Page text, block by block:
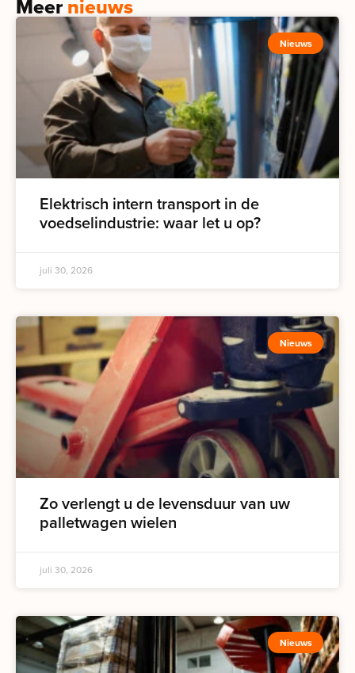
Meernieuws
Nieuws
Elektrisch intern transport in de
voedselindustrie: waar let u op?
juli 30, 2026
Nieuws
Zo verlengt u de levensduur van uw
palletwagen wielen
juli 30, 2026
Nieuws